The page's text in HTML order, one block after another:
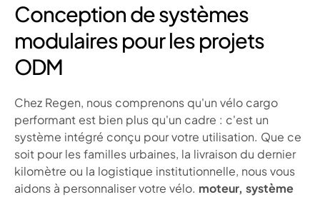
Conception de systèmes
modulaires pour les projets
ODM
Chez Regen, nous comprenons qu'un vélo cargo
performant est bien plus qu'un cadre : c'est un
système intégré conçu pour votre utilisation. Que ce
soit pour les familles urbaines, la livraison du dernier
kilomètre ou la logistique institutionnelle, nous vous
aidons à personnaliser votre vélo. moteur, système